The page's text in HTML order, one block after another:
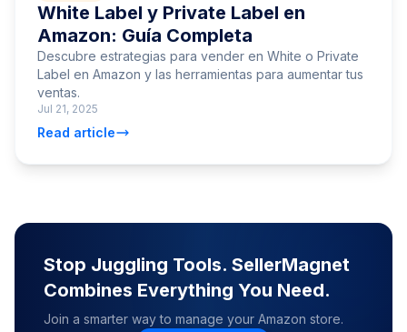
White Label y Private Label en
Amazon: Guía Completa
Descubre estrategias para vender en White o Private
Label en Amazon y las herramientas para aumentar tus
ventas.
Jul 21, 2025
Read article
Stop Juggling Tools. SellerMagnet
Combines Everything You Need.
Join a smarter way to manage your Amazon store.